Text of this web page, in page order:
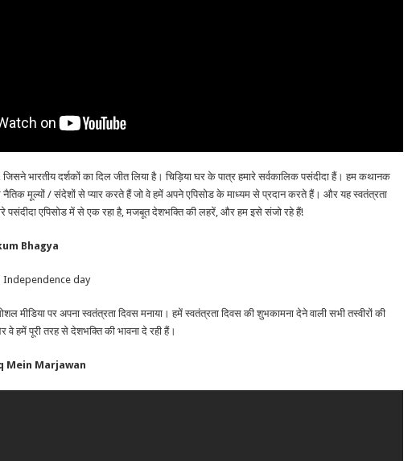
भारतीय दर्शकों का दिल जीत लिया है। चिड़िया घर के पात्र हमारे सर्वकालिक पसंदीदा हैं। हम कथानक
मूल्यों / संदेशों से प्यार करते हैं जो वे हमें अपने एपिसोड के माध्यम से प्रदान करते हैं। और यह स्वतंत्रता
पसंदीदा एपिसोड में से एक रहा है, मजबूत देशभक्ति की लहरें, और हम इसे संजो रहे हैं!
Bhagya
मीडिया पर अपना स्वतंत्रता दिवस मनाया। हमें स्वतंत्रता दिवस की शुभकामना देने वाली सभी तस्वीरों की
हमें पूरी तरह से देशभक्ति की भावना दे रही हैं।
Mein Marjawan